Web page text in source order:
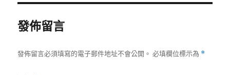
發佈留言
發佈留言必須填寫的電子郵件地址不會公開。 必填欄位標示為 *